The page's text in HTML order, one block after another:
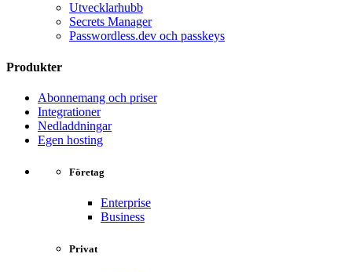
Utvecklarhubb
Secrets Manager
Passwordless.dev och passkeys
Produkter
Abonnemang och priser
Integrationer
Nedladdningar
Egen hosting
Företag
Enterprise
Business
Privat